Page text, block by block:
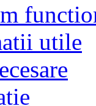
utile